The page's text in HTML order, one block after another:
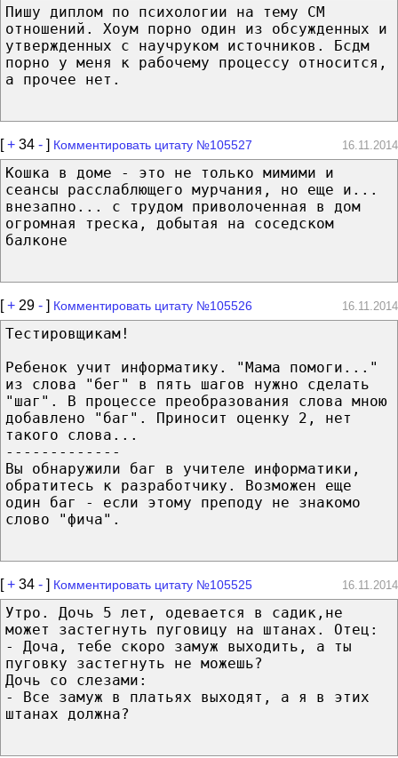
Пишу диплом по психологии на тему СМ
отношений. Хоум порно один из обсужденных и
утвержденных с научруком источников. Бсдм
порно у меня к рабочему процессу относится,
а прочее нет.
[+ 34 - ] Комментировать цитату №105527 16.11.2014
Кошка в доме - это не только мимими и
сеансы расслаблющего мурчания, но еще и...
внезапно... с трудом приволоченная в дом
огромная треска, добытая на соседском
балконе
[+ 29 - ] Комментировать цитату №105526 16.11.2014
Тестировщикам!
Ребенок учит информатику. "Мама помоги..."
из слова "бег" в пять шагов нужно сделать
"шаг". В процессе преобразования слова мною
добавлено "баг". Приносит оценку 2, нет
такого слова...
-------------
Вы обнаружили баг в учителе информатики,
обратитесь к разработчику. Возможен еще
один баг - если этому преподу не знакомо
слово "фича".
[+ 34 - ] Комментировать цитату №105525 16.11.2014
Утро. Дочь 5 лет, одевается в садик,не
может застегнуть пуговицу на штанах. Отец:
- Доча, тебе скоро замуж выходить, а ты
пуговку застегнуть не можешь?
Дочь со слезами:
- Все замуж в платьях выходят, а я в этих
штанах должна?